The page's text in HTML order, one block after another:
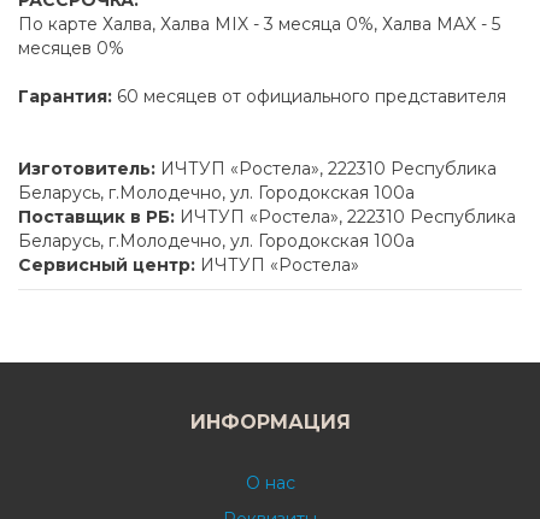
По карте Халва, Халва MIX - 3 месяца 0%, Халва MAX - 5
месяцев 0%
Гарантия: 60 месяцев от официального представителя
Изготовитель: ИЧТУП «Ростела», 222310 Республика
Беларусь, г.Молодечно, ул. Городокская 100а
Поставщик в РБ: ИЧТУП «Ростела», 222310 Республика
Беларусь, г.Молодечно, ул. Городокская 100а
Сервисный центр: ИЧТУП «Ростела»
ИНФОРМАЦИЯ
О нас